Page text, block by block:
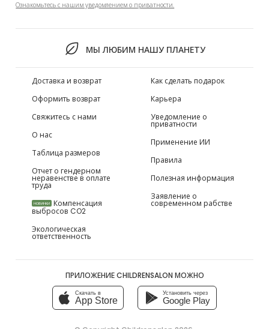
Ознакомьтесь с нашим уведомлением о приватности.
МЫ ЛЮБИМ НАШУ ПЛАНЕТУ
Доставка и возврат
Оформить возврат
Свяжитесь с нами
О нас
Таблица размеров
Отчет о гендерном
неравенстве в оплате
труда
НОВИНКИ Компенсация
выбросов CO2
Экологическая
ответственность
Как сделать подарок
Карьера
Уведомление о
приватности
Применение ИИ
Правила
Полезная информация
Заявление о
современном рабстве
ПРИЛОЖЕНИЕ CHILDRENSALON МОЖНО
Скачать в
App Store
Установить через
Google Play